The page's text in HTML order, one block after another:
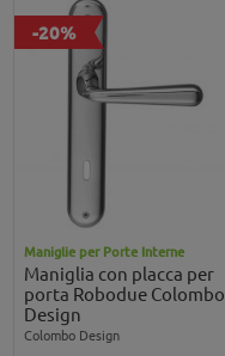
-20%
Maniglie per Porte Interne
Maniglia con placca per
porta Robodue Colombo
Design
Colombo Design